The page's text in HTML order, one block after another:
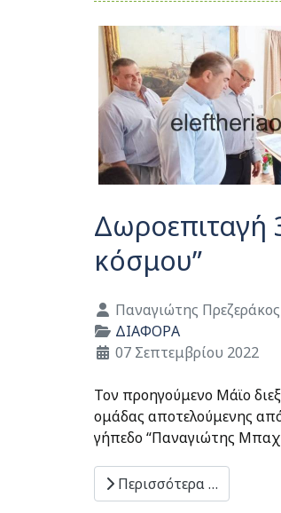
Δωροεπιταγή
κόσμου”
Λεπτομέρειες
Παναγιώτης Πρεζεράκος
ΔΙΑΦΟΡΑ
07 Σεπτεμβρίου 2022
Τον προηγούμενο Μάϊο
ομάδας αποτελούμενης
γήπεδο “Παναγιώτης
Περισσότερα …